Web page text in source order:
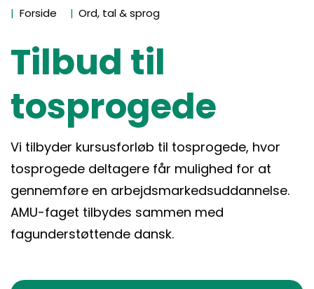
Forside Ord, tal & sprog
Tilbud til
tosprogede
Vi tilbyder kursusforløb til tosprogede, hvor
tosprogede deltagere får mulighed for at
gennemføre en arbejdsmarkedsuddannelse.
AMU-faget tilbydes sammen med
fagunderstøttende dansk.